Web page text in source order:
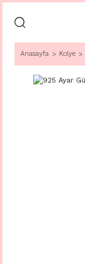
Anasayfa Kolye